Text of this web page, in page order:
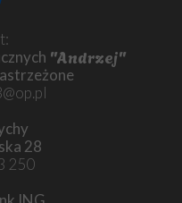
"Andrzej"
28
250